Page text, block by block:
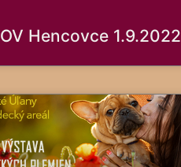
OV Hencovce 1.9.2022